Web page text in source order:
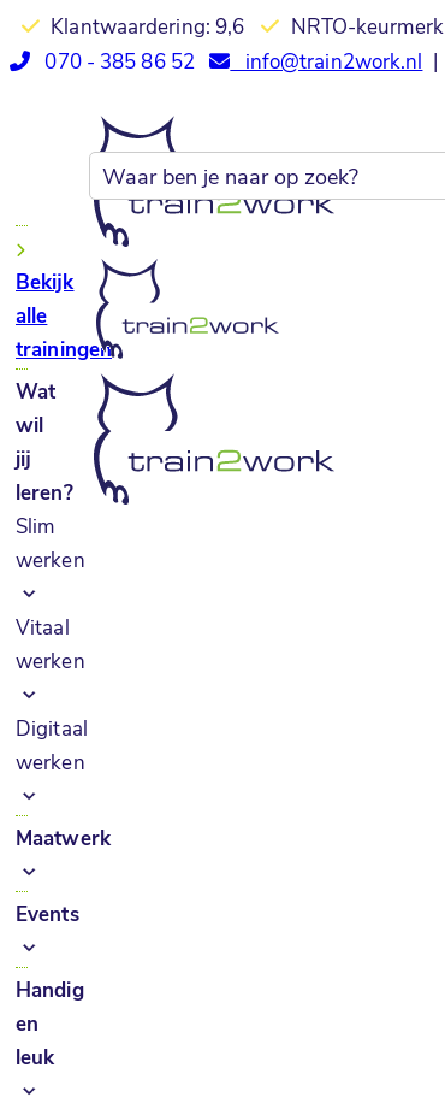
Klantwaardering: 9,6 NRTO-keurmerk
070 - 385 86 52
info@train2work.nl
Bekijk
alle
trainingen
Wat
wil
jij
leren?
Slim
werken
Vitaal
werken
Digitaal
werken
Maatwerk
Events
Handig
en
leuk